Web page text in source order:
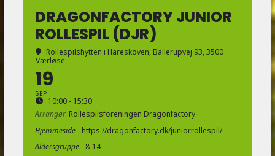
DRAGONFACTORY JUNIOR
ROLLESPIL (DJR)
Rollespilshytten i Hareskoven, Ballerupvej 93, 3500
Værløse
19
SEP
10:00 - 15:30
Arrangør Rollespilsforeningen Dragonfactory
Hjemmeside
https://dragonfactory.dk/juniorrollespil/
Aldersgruppe
8-14